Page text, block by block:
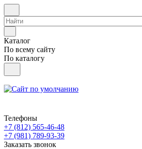
Каталог
По всему сайту
По каталогу
Телефоны
+7 (812) 565-46-48
+7 (981) 789-93-39
Заказать звонок